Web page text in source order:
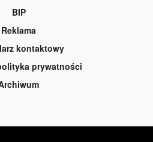
BIP
Reklama
kontaktowy
prywatności